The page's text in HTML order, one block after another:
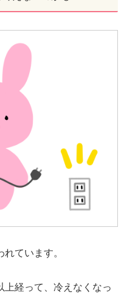
ています。
上経って、冷えなくなっ